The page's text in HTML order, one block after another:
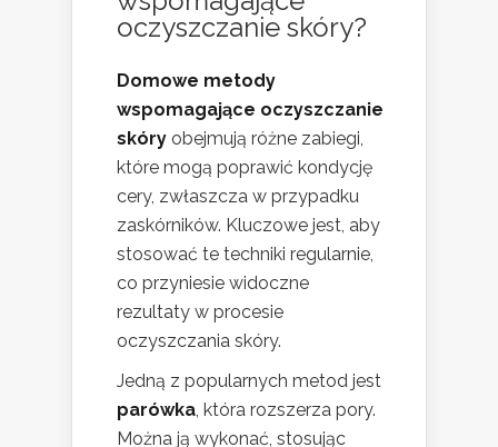
oczyszczanie skóry?
Domowe metody
wspomagające oczyszczanie
skóry obejmują różne zabiegi,
które mogą poprawić kondycję
cery, zwłaszcza w przypadku
zaskórników. Kluczowe jest, aby
stosować te techniki regularnie,
co przyniesie widoczne
rezultaty w procesie
oczyszczania skóry.
Jedną z popularnych metod jest
parówka, która rozszerza pory.
Można ją wykonać, stosując